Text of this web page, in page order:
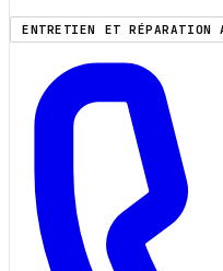
ENTRETIEN ET RÉPARATION